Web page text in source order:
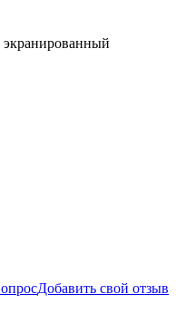
Добавить свой отзыв